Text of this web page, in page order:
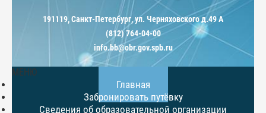
191119, Санкт-Петербург, ул. Черняховского д.49 А
(812) 764-04-00
info.bb@obr.gov.spb.ru
МЕНЮ
Главная
Забронировать путёвку
Сведения об образовательной организации